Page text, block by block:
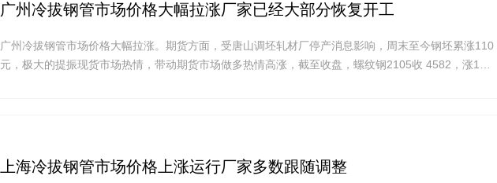
广州冷拔钢管市场价格大幅拉涨厂家已经大部分恢复开工
广州冷拔钢管市场价格大幅拉涨。期货方面，受唐山调坯轧材厂停产消息影响，周末至今钢坯累涨110
元，极大的提振现货市场热情，带动期货市场做多热情高涨，截至收盘，螺纹钢2105收 4582，涨1…
上海冷拔钢管市场价格上涨运行厂家多数跟随调整